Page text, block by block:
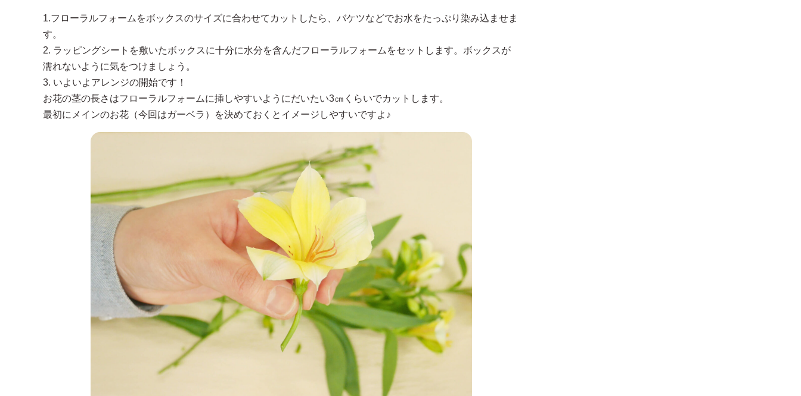
1.フローラルフォームをボックスのサイズに合わせてカットしたら、バケツなどでお水をたっぷり染み込ませま
す。
2. ラッピングシートを敷いたボックスに十分に水分を含んだフローラルフォームをセットします。ボックスが
濡れないように気をつけましょう。
3. いよいよアレンジの開始です！
お花の茎の長さはフローラルフォームに挿しやすいようにだいたい3㎝くらいでカットします。
最初にメインのお花（今回はガーベラ）を決めておくとイメージしやすいですよ♪